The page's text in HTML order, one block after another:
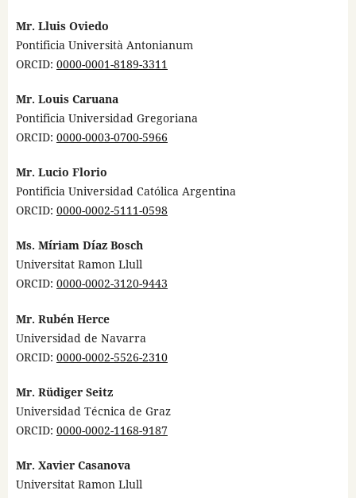
Mr. Lluis Oviedo
Pontificia Università Antonianum
ORCID: 0000-0001-8189-3311
Mr. Louis Caruana
Pontificia Universidad Gregoriana
ORCID: 0000-0003-0700-5966
Mr. Lucio Florio
Pontificia Universidad Católica Argentina
ORCID: 0000-0002-5111-0598
Ms. Míriam Díaz Bosch
Universitat Ramon Llull
ORCID: 0000-0002-3120-9443
Mr. Rubén Herce
Universidad de Navarra
ORCID: 0000-0002-5526-2310
Mr. Rüdiger Seitz
Universidad Técnica de Graz
ORCID: 0000-0002-1168-9187
Mr. Xavier Casanova
Universitat Ramon Llull